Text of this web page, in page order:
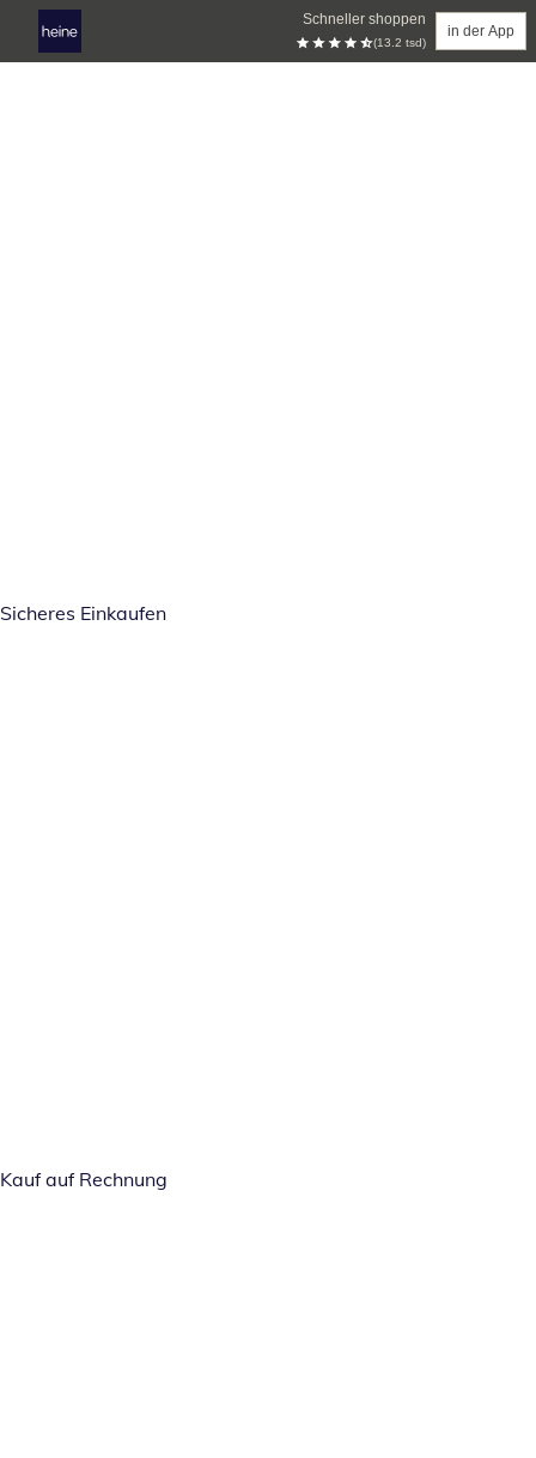
Schneller shoppen
(13.2 tsd)
in der App
Sicheres Einkaufen
Kauf auf Rechnung